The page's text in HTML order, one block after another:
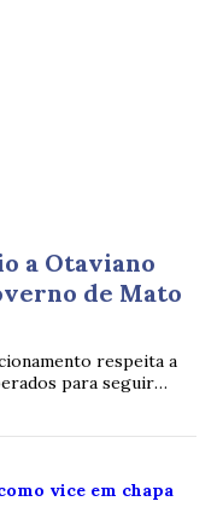
a Otaviano
de Mato
respeita a
para seguir